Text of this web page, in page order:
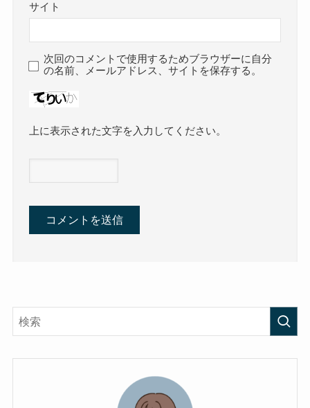
サイト
次回のコメントで使用するためブラウザーに自分
の名前、メールアドレス、サイトを保存する。
上に表示された文字を入力してください。